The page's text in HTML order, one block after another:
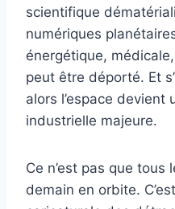
scientifique
numériques
énergétique,
peut être déporté. Et
alors l’espace devient
industrielle majeure.
Ce n’est pas que
demain en orbite.